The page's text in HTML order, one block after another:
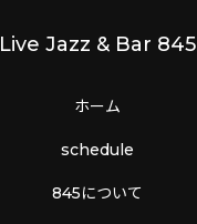
Live Jazz & Bar 845
ホーム
schedule
845について